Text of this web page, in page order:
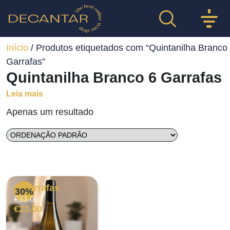
Início / Produtos etiquetados com “Quintanilha Branco
Garrafas”
Quintanilha Branco 6 Garrafas
Leia mais
Apenas um resultado
30%
6 Garrafas
€33.00
O
preço
original
era:
€23.00
O
preço
atual
é: